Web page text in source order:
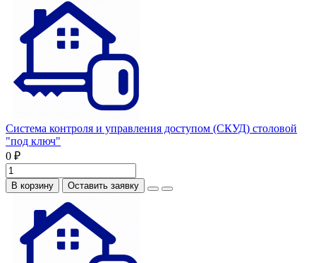
Система контроля и управления доступом (СКУД) столовой
"под ключ"
0 ₽
В корзину Оставить заявку